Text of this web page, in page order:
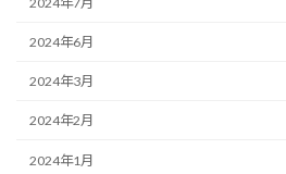
2024年6月
2024年3月
2024年2月
2024年1月